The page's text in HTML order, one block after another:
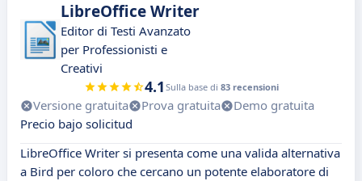
LibreOffice Writer
Editor di Testi Avanzato
per Professionisti e
Creativi
4.1 Sulla base di 83 recensioni
Versione gratuita Prova gratuita
Demo gratuita
Precio bajo solicitud
LibreOffice Writer si presenta come una valida alternativa
a Bird per coloro che cercano un potente elaboratore di